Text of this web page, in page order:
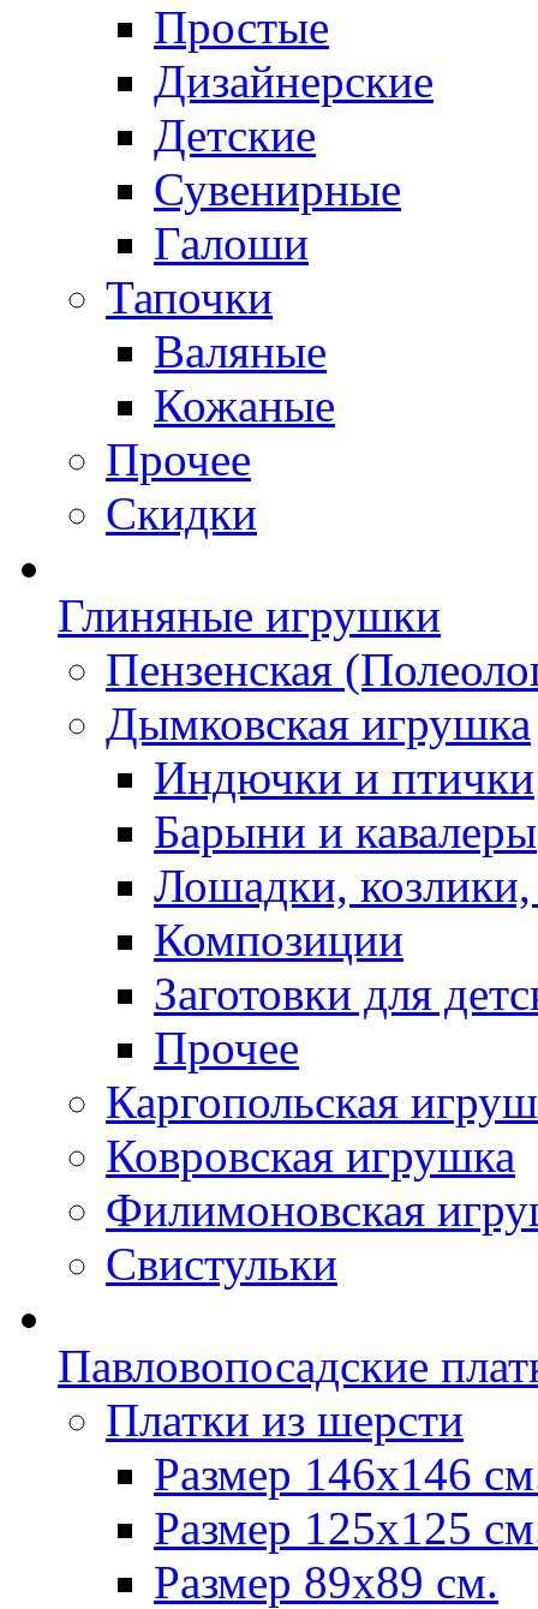
Простые
Дизайнерские
Детские
Сувенирные
Галоши
Тапочки
Валяные
Кожаные
Прочее
Скидки
Глиняные игрушки
Пензенская
Дымковская игрушка
Индючки и птички
Барыни и кавалеры
Лошадки,
Композиции
Заготовки для
Прочее
Каргопольская
Ковровская игрушка
Филимоновская
Свистульки
Павловопосадские
Платки из шерсти
Размер 146х146
Размер 125х125
Размер 89х89 см.